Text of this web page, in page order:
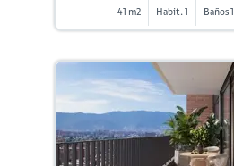
41 m2 Habit. 1 Baños 1